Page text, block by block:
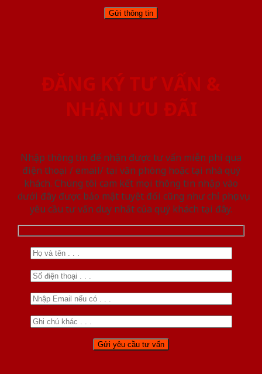
ĐĂNG KÝ TƯ VẤN &
NHẬN ƯU ĐÃI
Nhập thông tin để nhận được tư vấn miễn phí qua
điện thoại / email/ tại văn phòng hoặc tại nhà quý
khách. Chúng tôi cam kết mọi thông tin nhập vào
dưới đây được bảo mật tuyệt đối cũng như chỉ phục vụ
yêu cầu tư vấn duy nhất của quý khách tại đây.